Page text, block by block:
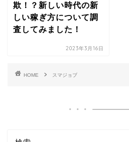
欺！？新しい時代の新
しい稼ぎ方について調
査してみました！
2023年3月16日
HOME スマジョブ